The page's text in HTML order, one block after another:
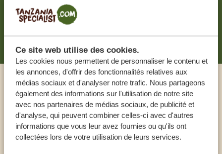
Ce site web utilise des cookies.
Les cookies nous permettent de personnaliser le contenu et
les annonces, d'offrir des fonctionnalités relatives aux
médias sociaux et d'analyser notre trafic. Nous partageons
également des informations sur l'utilisation de notre site
avec nos partenaires de médias sociaux, de publicité et
d'analyse, qui peuvent combiner celles-ci avec d'autres
informations que vous leur avez fournies ou qu'ils ont
collectées lors de votre utilisation de leurs services.
RECEVOIR UNE OFFRE SUR MESURE
Appeler un expert
NOS SPÉCIALISTES SONT LÀ POUR VOUS
AIDER